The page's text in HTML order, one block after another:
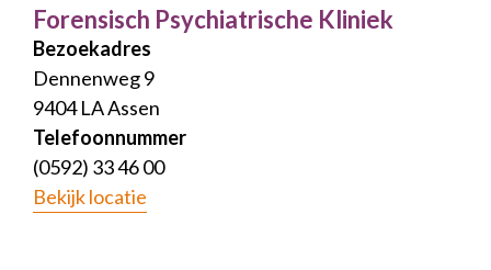
Forensisch Psychiatrische Kliniek
Bezoekadres
Dennenweg 9
9404 LA Assen
Telefoonnummer
(0592) 33 46 00
Bekijk locatie